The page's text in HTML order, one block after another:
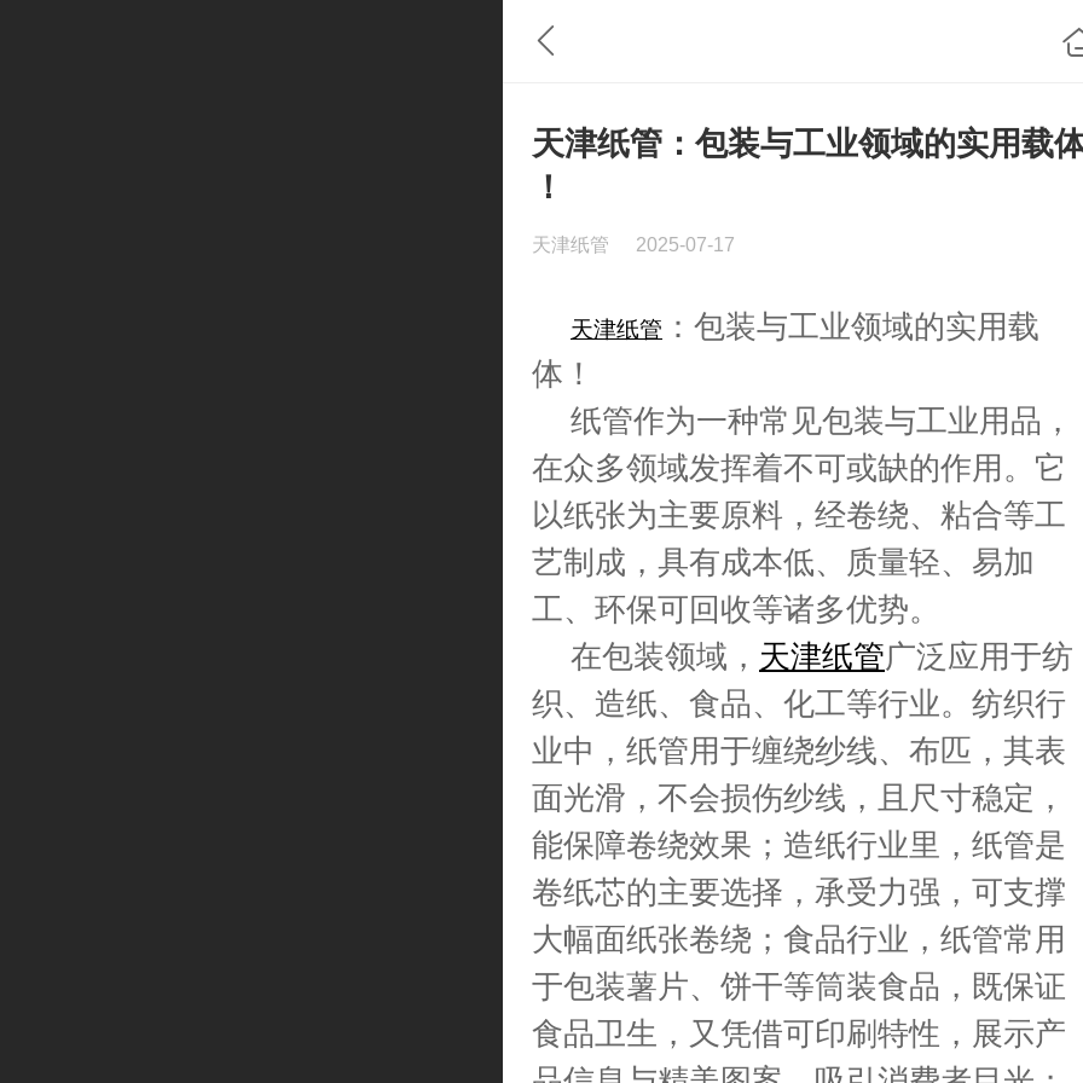
天津纸管：包装与工业领域的实用载
！
天津纸管 2025-07-17
天津纸管 ：包装与工业领域的实用载
体！
纸管作为一种常见包装与工业用品，
在众多领域发挥着不可或缺的作用。它
以纸张为主要原料，经卷绕、粘合等工
艺制成，具有成本低、质量轻、易加
工、环保可回收等诸多优势。
在包装领域， 天津纸管广泛应用于纺
织、造纸、食品、化工等行业。纺织行
业中，纸管用于缠绕纱线、布匹，其表
面光滑，不会损伤纱线，且尺寸稳定，
能保障卷绕效果；造纸行业里，纸管是
卷纸芯的主要选择，承受力强，可支撑
大幅面纸张卷绕；食品行业，纸管常用
于包装薯片、饼干等筒装食品，既保证
食品卫生，又凭借可印刷特性，展示产